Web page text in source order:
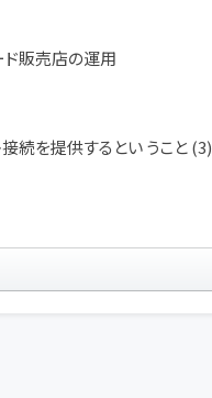
ド販売店の運用
続を提供するとい うこと (3)